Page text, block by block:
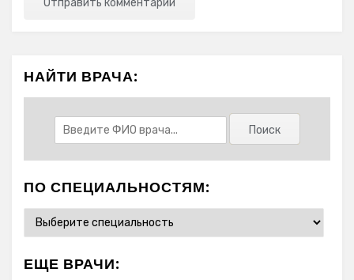
НАЙТИ ВРАЧА:
ПО СПЕЦИАЛЬНОСТЯМ:
ЕЩЕ ВРАЧИ: